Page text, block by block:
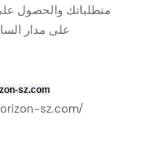
متطلباتك والحصول
على مدار
sz.com
sz.com/